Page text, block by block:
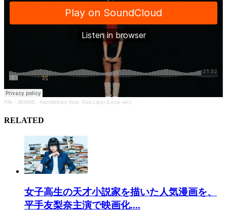
Fife · JENNIE - Handlebars (feat. Dua Lipa) (Loop ver.)
RELATED
女子高生の天才小説家を描いた人気漫画を、
平手友梨奈主演で映画化....